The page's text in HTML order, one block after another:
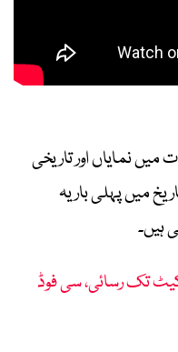
میں نمایاں اور تاریخی
میں پہلی بار یہ
تک رسائی، سی فوڈ